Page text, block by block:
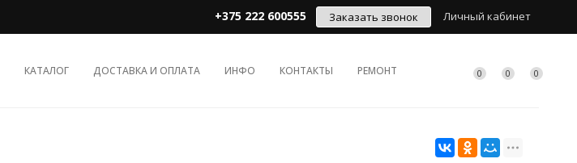
Личный кабинет
Заказать звонок
+375 222 600555
КАТАЛОГ ДОСТАВКА И ОПЛАТА ИНФО КОНТАКТЫ РЕМОНТ 0 0 0